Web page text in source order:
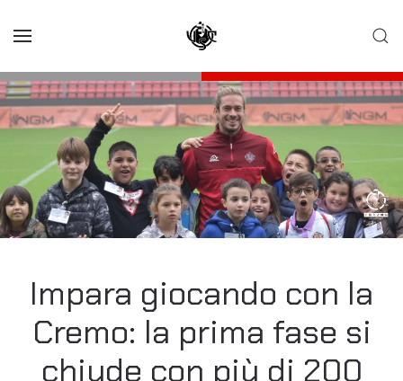
Impara giocando con la
Cremo: la prima fase si
chiude con più di 200